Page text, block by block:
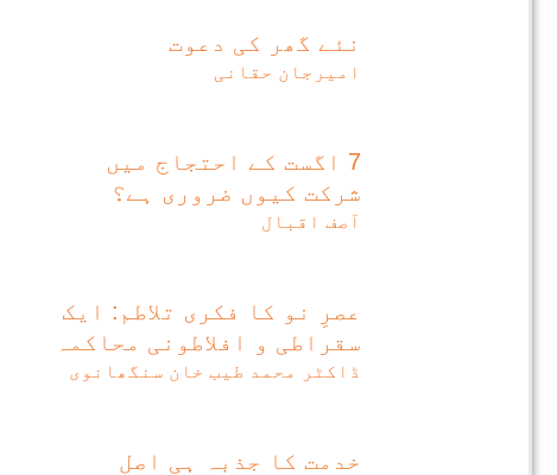
نئے گھر کی دعوت
امیرجان حقانی
7 اگست کے احتجاج میں
شرکت کیوں ضروری ہے؟
آصف اقبال
عصرِ نو کا فکری تلاطم: ایک
سقراطی و افلاطونی محاکمہ
ڈاکٹر محمد طیب خان سنگھانوی
خدمت کا جذبہ ہی اصل